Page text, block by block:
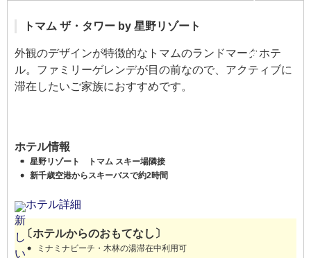
トマム ザ・タワー by 星野リゾート
外観のデザインが特徴的なトマムのランドマークホテ
ル。ファミリーゲレンデが目の前なので、アクティブに
滞在したいご家族におすすめです。
ホテル情報
星野リゾート トマム スキー場隣接
新千歳空港からスキーバスで約2時間
ホテル詳細
〔ホテルからのおもてなし〕
ミナミナビーチ・木林の湯滞在中利用可